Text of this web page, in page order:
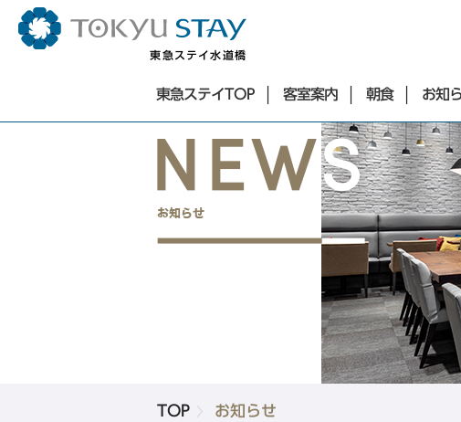
東急ステイ水道橋
東急ステイTOP 客室案内 朝食 お知
サステナビリティ
銀座・築地・新橋エリア 渋
（
TOP お知らせ